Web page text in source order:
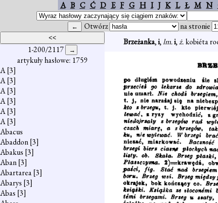
A B C Ć D E F G H I J K L Ł M N
Otwórz na stronie
1-200/2117
artykuły hasłowe: 1759
A[3]
A[3]
A[3]
A[3]
A[3]
A[3]
Abacus
Abaddon[3]
Abakus [3]
Aban[3]
Abartarea[3]
Abarys [3]
Abas [3]
Brzeżanka,i,lm.i,ż. kobiéta